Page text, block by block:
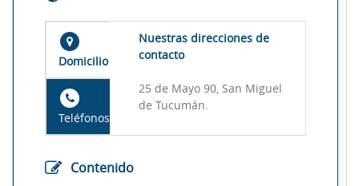
Domicilio
Teléfonos
Nuestras direcciones de
contacto
25 de Mayo 90, San Miguel
de Tucumán.
Contenido